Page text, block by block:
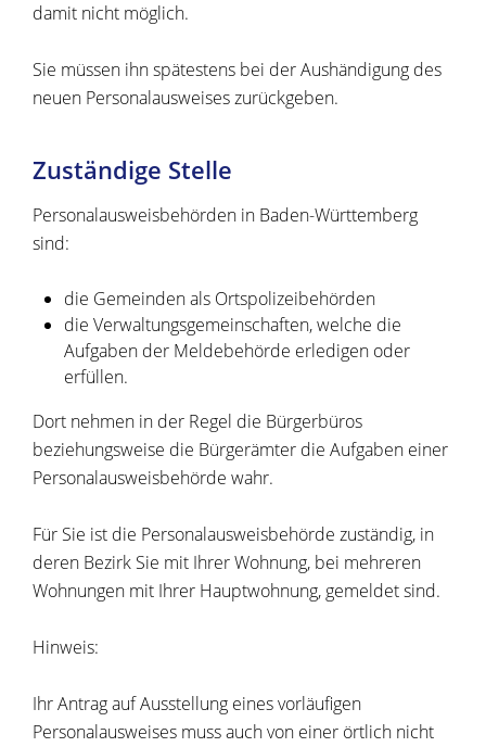
damit nicht möglich.
Sie müssen ihn spätestens bei der Aushändigung des
neuen Personalausweises zurückgeben.
Zuständige Stelle
Personalausweisbehörden in Baden-Württemberg
sind:
die Gemeinden als Ortspolizeibehörden
die Verwaltungsgemeinschaften,welche die
Aufgaben der Meldebehörde erledigen oder
erfüllen.
Dort nehmen in der Regel die Bürgerbüros
beziehungsweise die Bürgerämter die Aufgaben einer
Personalausweisbehörde wahr.
Für Sie ist die Personalausweisbehörde zuständig, in
deren Bezirk Sie mit Ihrer Wohnung, bei mehreren
Wohnungen mit Ihrer Hauptwohnung, gemeldet sind.
Hinweis:
Ihr Antrag auf Ausstellung eines vorläufigen
Personalausweises muss auch von einer örtlich nicht